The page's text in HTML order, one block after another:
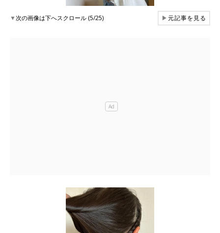
▼次の画像は下へスクロール (5/25) ▶元記事を見る